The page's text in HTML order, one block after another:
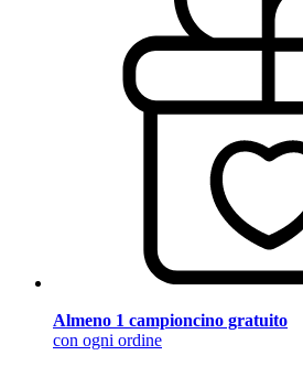
Almeno 1 campioncino gratuito
con ogni ordine